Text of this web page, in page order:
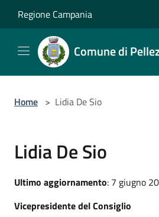
Regione Campania
Comune di
Home > Lidia De Sio
Lidia De Sio
Ultimo aggiornamento: 7 giugno
Vicepresidente del Consiglio